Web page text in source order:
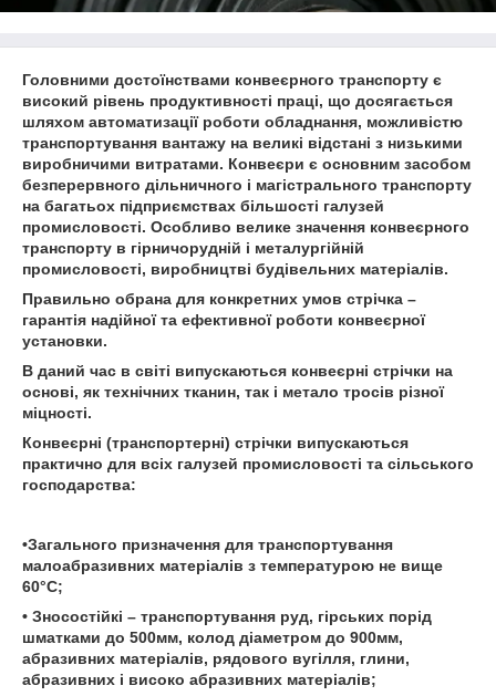
Головними достоїнствами конвеєрного транспорту є
високий рівень продуктивності праці, що досягається
шляхом автоматизації роботи обладнання, можливістю
транспортування вантажу на великі відстані з низькими
виробничими витратами. Конвеєри є основним засобом
безперервного дільничного і магістрального транспорту
на багатьох підприємствах більшості галузей
промисловості. Особливо велике значення конвеєрного
транспорту в гірничорудній і металургійній
промисловості, виробництві будівельних матеріалів.
Правильно обрана для конкретних умов стрічка –
гарантія надійної та ефективної роботи конвеєрної
установки.
В даний час в світі випускаються конвеєрні стрічки на
основі, як технічних тканин, так і метало тросів різної
міцності.
Конвеєрні (транспортерні) стрічки випускаються
практично для всіх галузей промисловості та сільського
господарства:
•Загального призначення для транспортування
малоабразивних матеріалів з температурою не вище
60°С;
• Зносостійкі – транспортування руд, гірських порід
шматками до 500мм, колод діаметром до 900мм,
абразивних матеріалів, рядового вугілля, глини,
абразивних і високо абразивних матеріалів;